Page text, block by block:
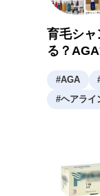
育毛シャ
る？
#AGA
#ヘアライ